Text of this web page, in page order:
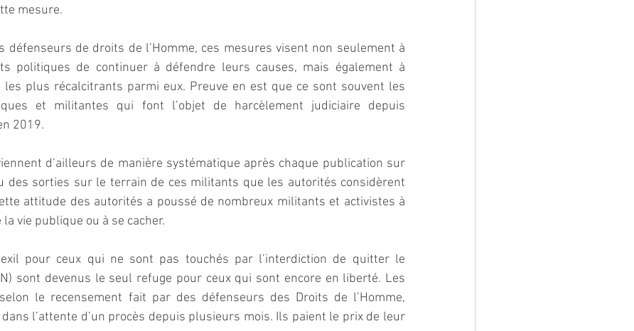
mesure.
défenseurs de droits de l’Homme, ces mesures visent non seulement à
politiques de continuer à défendre leurs causes, mais également à
plus récalcitrants parmi eux. Preuve en est que ce sont souvent les
et militantes qui font l’objet de harcèlement judiciaire depuis
2019.
d’ailleurs de manière systématique après chaque publication sur
des sorties sur le terrain de ces militants que les autorités considèrent
attitude des autorités a poussé de nombreux militants et activistes à
vie publique ou à se cacher.
pour ceux qui ne sont pas touchés par l’interdiction de quitter le
sont devenus le seul refuge pour ceux qui sont encore en liberté. Les
le recensement fait par des défenseurs des Droits de l’Homme,
l’attente d’un procès depuis plusieurs mois. Ils paient le prix de leur